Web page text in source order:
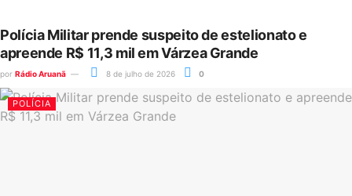
Polícia Militar prende suspeito de estelionato e
apreende R$ 11,3 mil em Várzea Grande
por Rádio Aruanã 8 de julho de 2026 0
POLÍCIA